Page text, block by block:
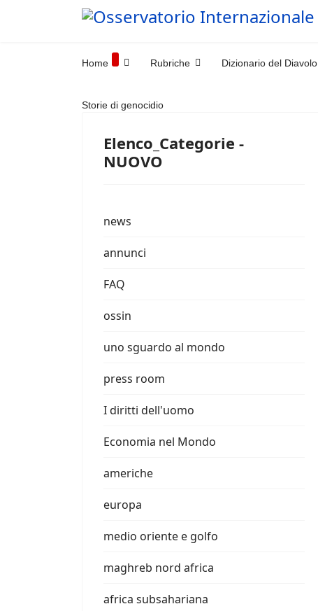
Home Rubriche Dizionario del Diavolo
Storie di genocidio
Elenco_Categorie -
NUOVO
news
annunci
FAQ
ossin
uno sguardo al mondo
press room
I diritti dell'uomo
Economia nel Mondo
americhe
europa
medio oriente e golfo
maghreb nord africa
africa subsahariana